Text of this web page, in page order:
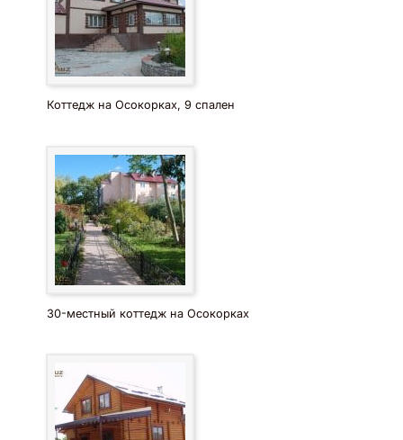
Коттедж на Осокорках, 9 спален
30-местный коттедж на Осокорках